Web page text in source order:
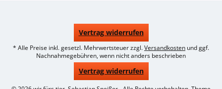
Vertrag widerrufen
* Alle Preise inkl. gesetzl. Mehrwertsteuer zzgl.Versandkosten und ggf.
Nachnahmegebühren, wenn nicht anders beschrieben
Vertrag widerrufen